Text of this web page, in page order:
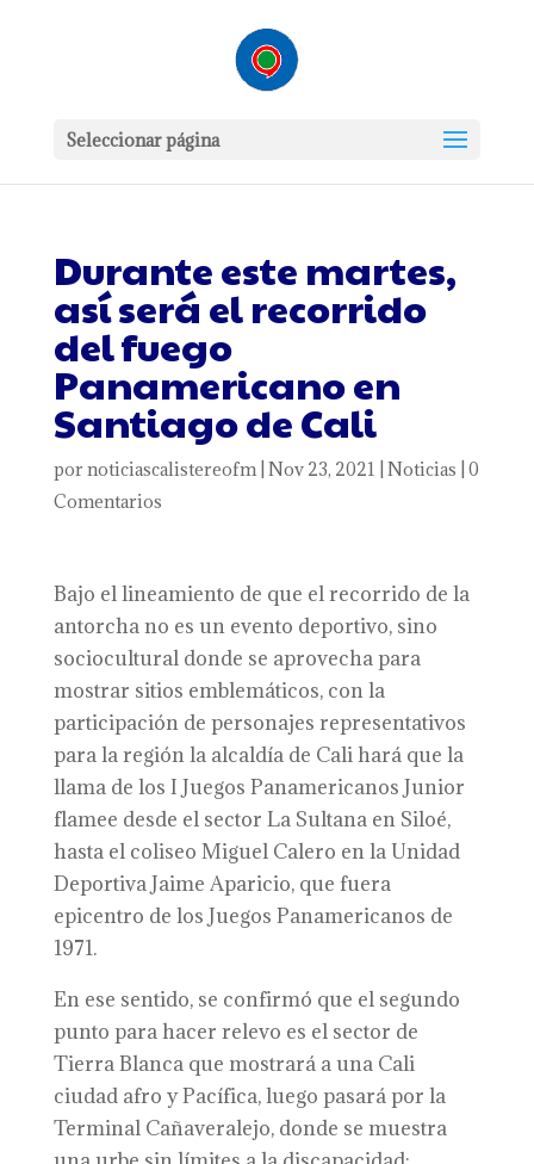
Seleccionar página
Durante este martes,
así será el recorrido
del fuego
Panamericano en
Santiago de Cali
por noticiascalistereofm| Nov 23, 2021 Noticias 0
Comentarios
Bajo el lineamiento de que el recorrido de la
antorcha no es un evento deportivo, sino
sociocultural donde se aprovecha para
mostrar sitios emblemáticos, con la
participación de personajes representativos
para la región la alcaldía de Cali hará que la
llama de los I Juegos Panamericanos Junior
flamee desde el sector La Sultana en Siloé,
hasta el coliseo Miguel Calero en la Unidad
Deportiva Jaime Aparicio, que fuera
epicentro de los Juegos Panamericanos de
1971.
En ese sentido, se confirmó que el segundo
punto para hacer relevo es el sector de
Tierra Blanca que mostrará a una Cali
ciudad afro y Pacífica, luego pasará por la
Terminal Cañaveralejo, donde se muestra